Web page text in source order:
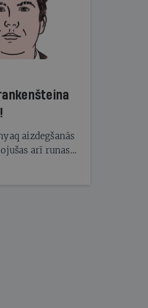
aizdegšanās
arī runas
drošību.